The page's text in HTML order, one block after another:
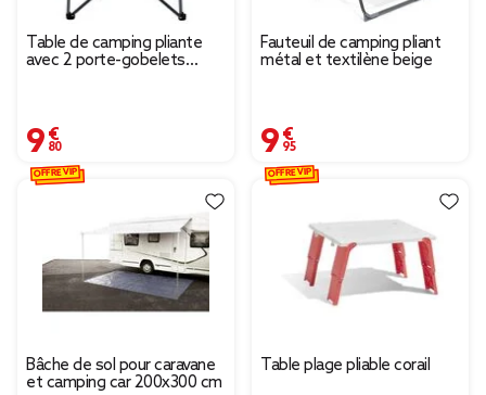
Table de camping pliante
avec 2 porte-gobelets
9,80 €
Fauteuil de camping pliant
métal et textilène beige
9,95 €
Bâche de sol pour caravane
et camping car 200x300 cm
OFFRE VIP
Table plage pliable corail
OFFRE VIP